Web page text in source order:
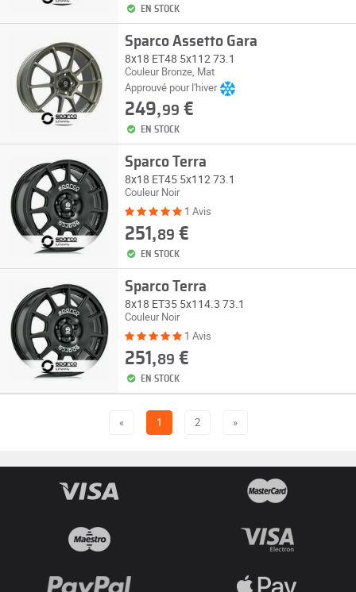
EN STOCK
Sparco Assetto Gara
8x18 ET48 5x112 73.1
Couleur Bronze, Mat
Approuvé pour l'hiver
249,99 €
EN STOCK
Sparco Terra
8x18 ET45 5x112 73.1
Couleur Noir
1 Avis
251,89 €
EN STOCK
Sparco Terra
8x18 ET35 5x114.3 73.1
Couleur Noir
1 Avis
251,89 €
EN STOCK
« 1 2 »